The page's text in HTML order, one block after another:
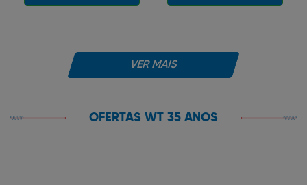
VER MAIS
OFERTAS WT 35 ANOS